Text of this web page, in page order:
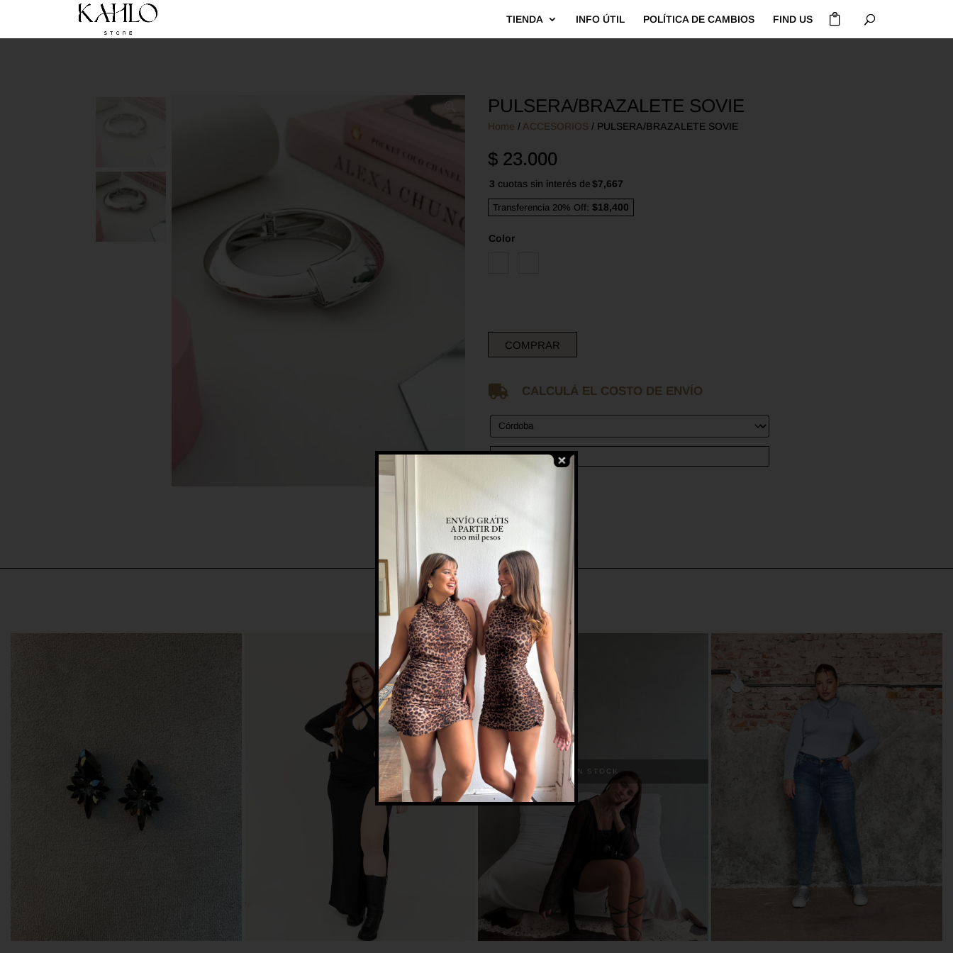
TIENDA INFO ÚTIL POLÍTICA DE CAMBIOS FIND US
PULSERA/BRAZALETE SOVIE
Home / ACCESORIOS / PULSERA/BRAZALETE SOVIE
$ 23.000
3 cuotas sin interés de$7,667
Transferencia 20% Off:$18,400
Color
COMPRAR
 CALCULÁ EL COSTO DE ENVÍO
LOS FAVORITOS
SIN STOCK